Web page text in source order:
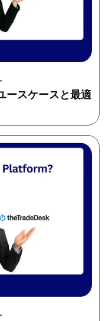
ースケースと最適